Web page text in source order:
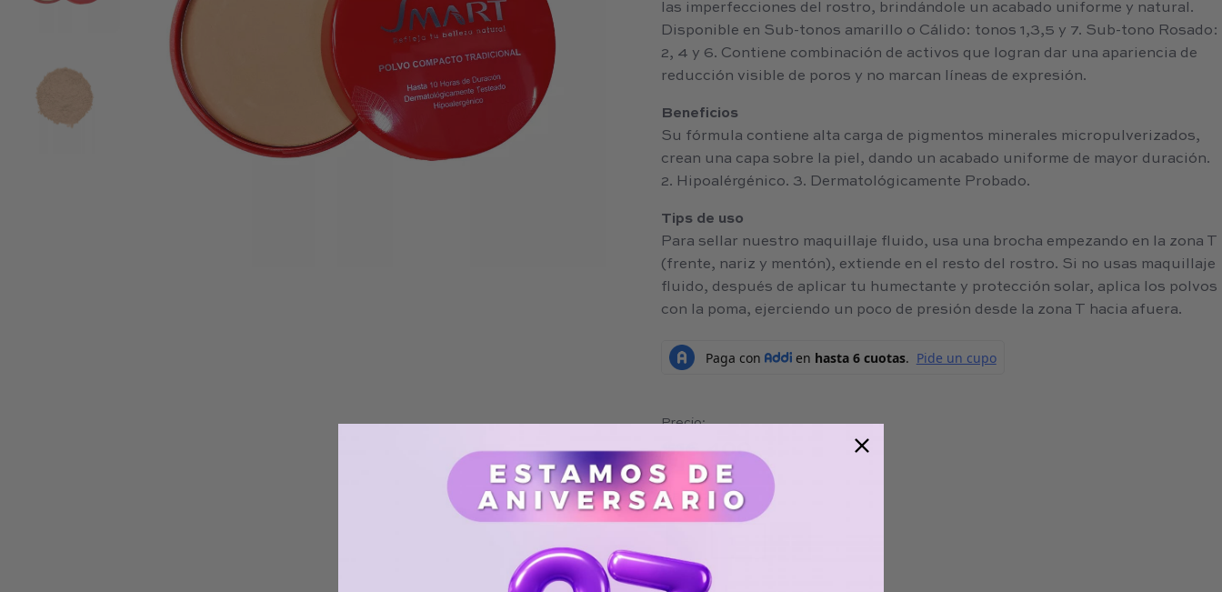
las imperfecciones del rostro, brindándole un acabado uniforme y natural.
Disponible en Sub-tonos amarillo o Cálido: tonos 1,3,5 y 7. Sub-tono Rosado:
2, 4 y 6. Contiene combinación de activos que logran dar una apariencia de
reducción visible de poros y no marcan líneas de expresión.
Beneficios
Su fórmula contiene alta carga de pigmentos minerales micropulverizados,
crean una capa sobre la piel, dando un acabado uniforme de mayor duración.
2. Hipoalérgénico. 3. Dermatológicamente Probado.
Tips de uso
Para sellar nuestro maquillaje fluido, usa una brocha empezando en la zona T
(frente, nariz y mentón), extiende en el resto del rostro. Si no usas maquillaje
fluido, después de aplicar tu humectante y protección solar, aplica los polvos
con la poma, ejerciendo un poco de presión desde la zona T hacia afuera.
Precio:
$16.400
Cantidad: